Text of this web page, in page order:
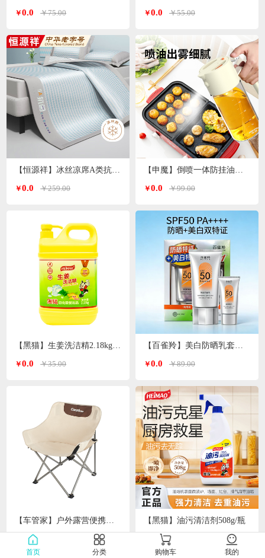
￥0.0 ￥75.00
￥0.0 ￥259.00
￥0.0 ￥35.00
【车管家】户外露营便携式月亮椅GJ-2032
0.0
￥0.0 ￥55.00
￥0.0 ￥99.00
￥0.0 ￥89.00
【黑猫】油污清洁剂508g/瓶
0.0 ￥18.00
首页 分类 购物车 我的